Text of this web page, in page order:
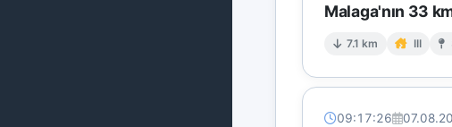
Malaga'nın 33
7.1 km III
09:17:26